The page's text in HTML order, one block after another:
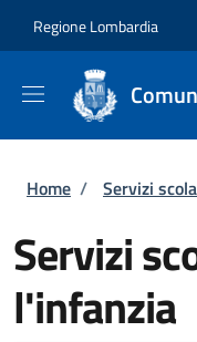
Regione Lombardia
Briciole di
Home / Servizi
Servizi
l'infanzia